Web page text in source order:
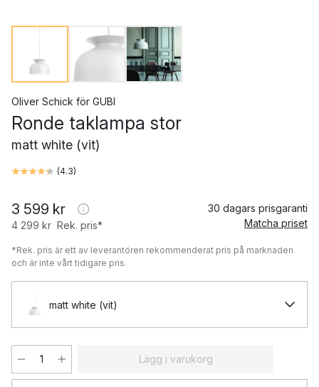
Oliver Schick för GUBI
Ronde taklampa stor
matt white (vit)
(4.3)
3 599 kr
4 299 kr Rek. pris*
30 dagars prisgaranti
Matcha priset
*Rek. pris är ett av leverantören rekommenderat pris på marknaden
och är inte vårt tidigare pris.
matt white (vit)
Lägg i varukorg